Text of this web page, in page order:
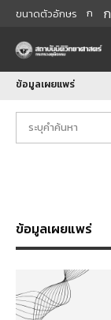
ขนาดตัวอักษร ก ก
ข้อมูลเผยแพร่
ข้อมูลเผยแพร่